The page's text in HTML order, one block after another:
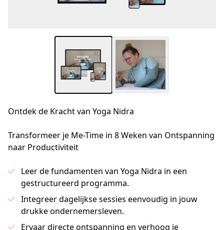
Ontdek de Kracht van Yoga Nidra
Transformeer je Me-Time in 8 Weken van Ontspanning
naar Productiviteit
Leer de fundamenten van Yoga Nidra in een
gestructureerd programma.
Integreer dagelijkse sessies eenvoudig in jouw
drukke ondernemersleven.
Ervaar directe ontspanning en verhoog je